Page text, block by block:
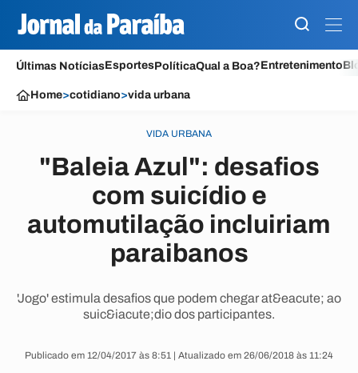
Últimas NotíciasEsportesPolíticaQual a Boa?Entretenimento
Home>cotidiano>vida urbana
VIDA URBANA
"Baleia Azul": desafios
com suicídio e
automutilação incluiriam
paraibanos
'Jogo' estimula desafios que podem chegar at&eacute; ao
suic&iacute;dio dos participantes.
Publicado em 12/04/2017 às 8:51 | Atualizado em 26/06/2018 às 11:24